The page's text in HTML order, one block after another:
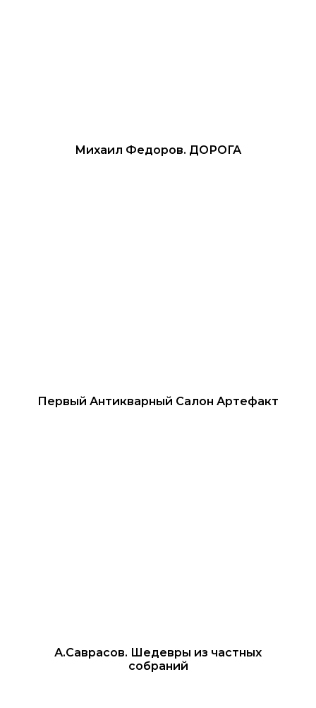
Михаил Федоров. ДОРОГА
Первый Антикварный Салон Артефакт
А.Саврасов. Шедевры из частных
собраний